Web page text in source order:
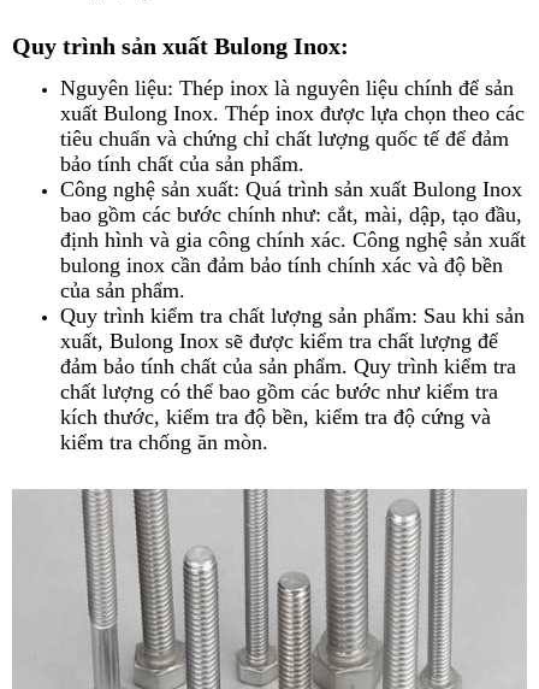
Quy trình sản xuất Bulong Inox:
Nguyên liệu: Thép inox là nguyên liệu chính để sản
xuất Bulong Inox. Thép inox được lựa chọn theo các
tiêu chuẩn và chứng chỉ chất lượng quốc tế để đảm
bảo tính chất của sản phẩm.
Công nghệ sản xuất: Quá trình sản xuất Bulong Inox
bao gồm các bước chính như: cắt, mài, dập, tạo đầu,
định hình và gia công chính xác. Công nghệ sản xuất
bulong inox cần đảm bảo tính chính xác và độ bền
của sản phẩm.
Quy trình kiểm tra chất lượng sản phẩm: Sau khi sản
xuất, Bulong Inox sẽ được kiểm tra chất lượng để
đảm bảo tính chất của sản phẩm. Quy trình kiểm tra
chất lượng có thể bao gồm các bước như kiểm tra
kích thước, kiểm tra độ bền, kiểm tra độ cứng và
kiểm tra chống ăn mòn.